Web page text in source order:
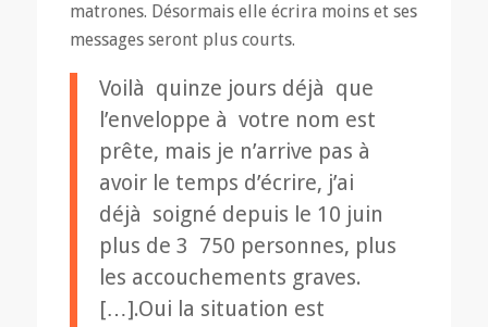
matrones. Désormais elle écrira moins et ses
messages seront plus courts.
Voilà quinze jours déjà que
l’enveloppe à votre nom est
prête, mais je n’arrive pas à
avoir le temps d’écrire, j’ai
déjà soigné depuis le 10 juin
plus de 3 750 personnes, plus
les accouchements graves.
[…].Oui la situation est